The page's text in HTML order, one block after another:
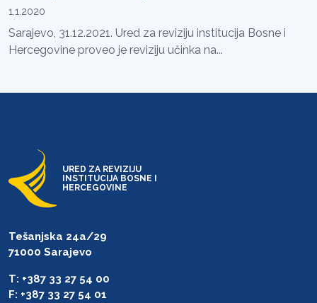
1.1.2020
Sarajevo, 31.12.2021. Ured za reviziju institucija Bosne i
Hercegovine proveo je reviziju učinka na...
URED ZA REVIZIJU
INSTITUCIJA BOSNE I
HERCEGOVINE
Tešanjska 24a/29
71000 Sarajevo
T: +387 33 27 54 00
F: +387 33 27 54 01